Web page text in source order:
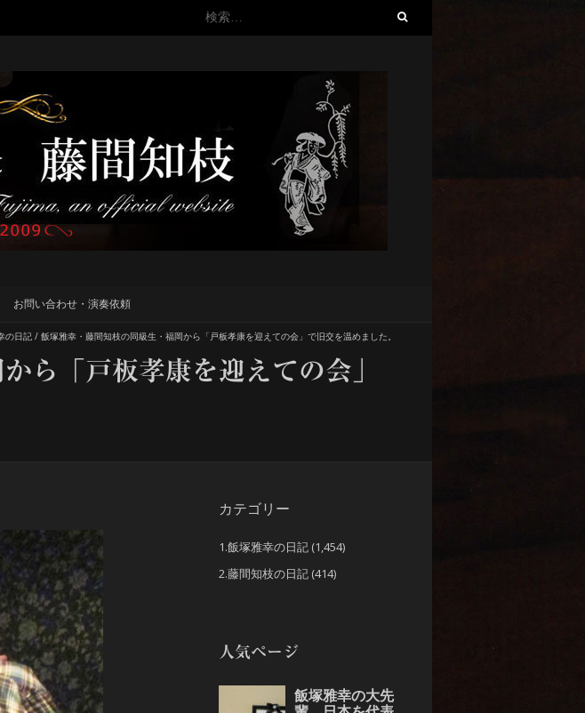
検
お問い合わせ・演奏依頼
の日記 / 飯塚雅幸・藤間知枝の同級生・福岡から「戸板孝康を迎えての会」で旧交を温めました。
ら「戸板孝康を迎えての会」
カテゴリー
1.飯塚雅幸の日記 (1,454)
2.藤間知枝の日記 (414)
人気ページ